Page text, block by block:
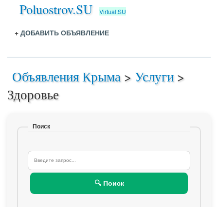
Poluostrov.SU Virtual.SU
+ ДОБАВИТЬ ОБЪЯВЛЕНИЕ
Объявления Крыма > Услуги >
Здоровье
Поиск
🔍 Поиск